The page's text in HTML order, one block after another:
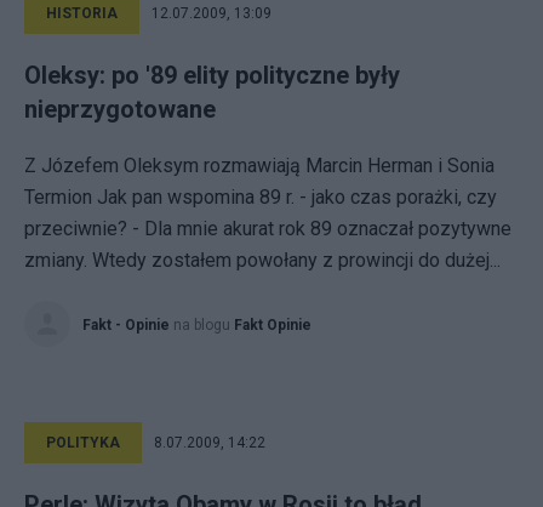
HISTORIA 12.07.2009, 13:09
Oleksy: po '89 elity polityczne były
nieprzygotowane
Z Józefem Oleksym rozmawiają Marcin Herman i Sonia
Termion Jak pan wspomina 89 r. - jako czas porażki, czy
przeciwnie? - Dla mnie akurat rok 89 oznaczał pozytywne
zmiany. Wtedy zostałem powołany z prowincji do dużej...
Fakt - Opinie na blogu Fakt Opinie
POLITYKA 8.07.2009, 14:22